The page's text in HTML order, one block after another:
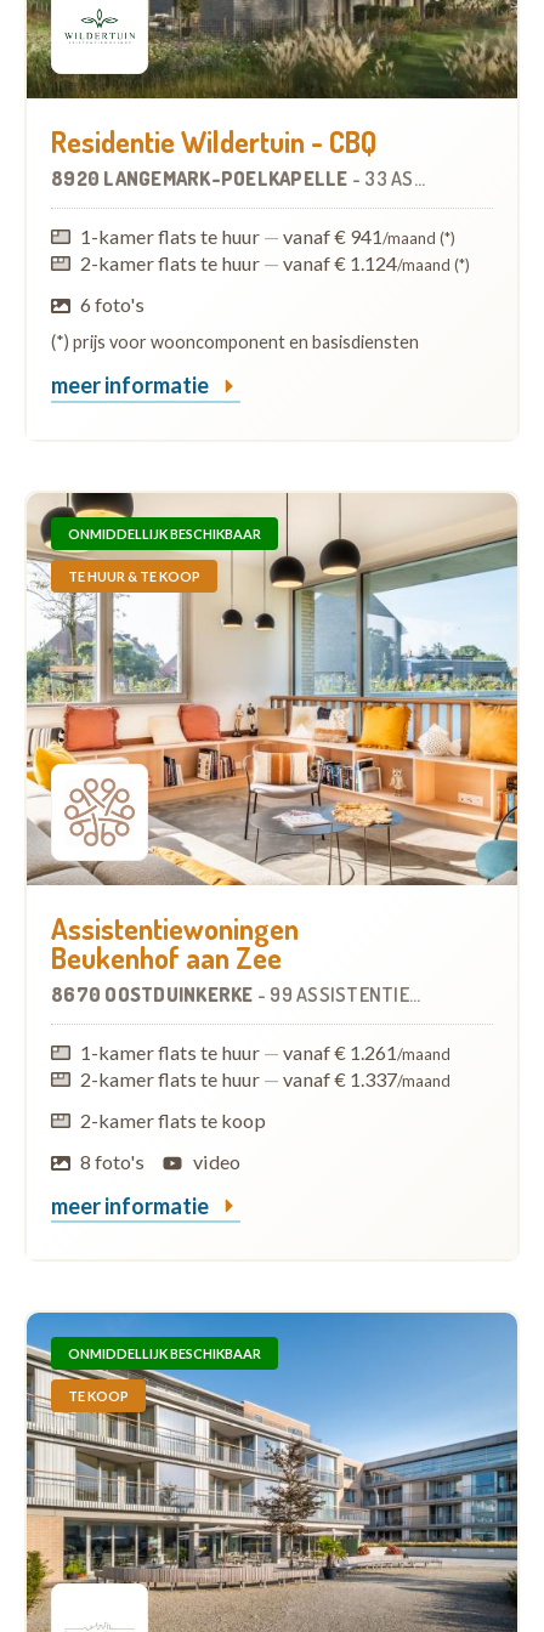
Residentie Wildertuin - CBQ
8920 LANGEMARK-POELKAPELLE - 33 ASSISTENTIEWONINGEN
1-kamer flats te huur — vanaf € 941/maand (*)
2-kamer flats te huur — vanaf € 1.124/maand (*)
6 foto's
(*) prijs voor wooncomponent en basisdiensten
meer informatie
ONMIDDELLIJK BESCHIKBAAR
TE HUUR & TE KOOP
Assistentiewoningen
Beukenhof aan Zee
8670 OOSTDUINKERKE - 99 ASSISTENTIEWONINGEN
1-kamer flats te huur — vanaf € 1.261/maand
2-kamer flats te huur — vanaf € 1.337/maand
2-kamer flats te koop
8 foto's
video
meer informatie
ONMIDDELLIJK BESCHIKBAAR
TE KOOP